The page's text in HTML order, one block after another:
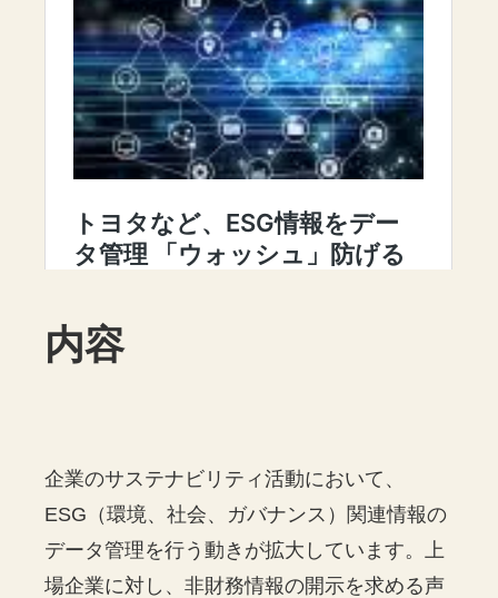
内容
企業のサステナビリティ活動において、
ESG（環境、社会、ガバナンス）関連情報の
データ管理を行う動きが拡大しています。上
場企業に対し、非財務情報の開示を求める声